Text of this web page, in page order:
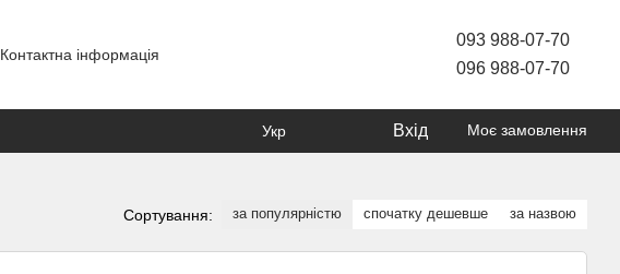
Контактна інформація
093 988-07-70
096 988-07-70
Укр Вхід Моє замовлення
Сортування: за популярністю спочатку дешевше за назвою